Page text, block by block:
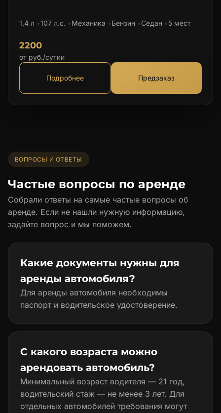
1,4 л 107 л.с. Механика Бензин Седан 5 мест
2200
от руб./сутки
Подробнее Предзаказ
ВОПРОСЫ И ОТВЕТЫ
Частые вопросы по аренде
Собрали ответы на самые частые вопросы об
аренде. Если не нашли нужную информацию,
задайте вопрос и мы поможем.
Какие документы нужны для
аренды автомобиля?
Для аренды автомобиля необходимы
паспорт и водительское удостоверение.
С какого возраста можно
арендовать автомобиль?
Минимальный возраст водителя — 21 год,
водительский стаж — не менее 3 лет. Для
отдельных автомобилей требования могут